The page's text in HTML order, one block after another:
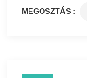
MEGOSZTÁS :